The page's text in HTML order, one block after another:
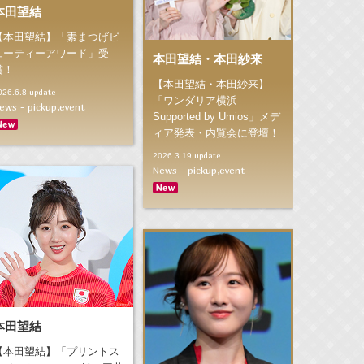
田望結
本田望結】「素まつげビ
ーティーアワード」受
update
- pickup,event
本田望結・本田紗来
【本田望結・本田紗来】
「ワンダリア横浜
Supported by Umios」メデ
ィア発表・内覧会に登壇！
2026.3.19 update
News - pickup,event
田望結
本田望結】「プリントス